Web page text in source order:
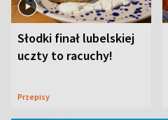
Słodki finał lubelskiej
uczty to racuchy!
Przepisy